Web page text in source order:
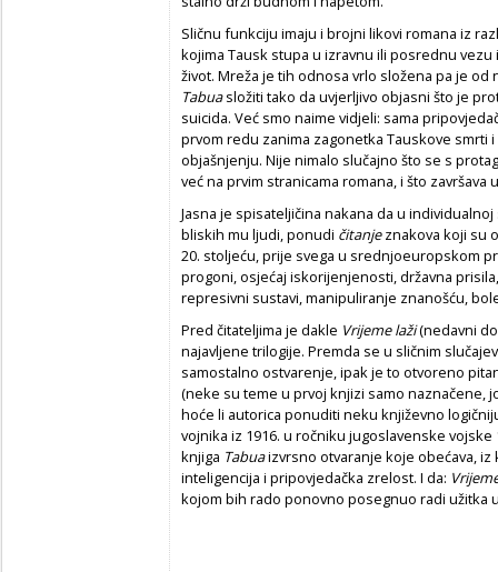
Sličnu funkciju imaju i brojni likovi romana iz
kojima Tausk stupa u izravnu ili posrednu
život. Mreža je tih odnosa vrlo složena pa je od
Tabuasložiti tako da uvjerljivo objasni što je
suicida. Već smo naime vidjeli: sama
prvom redu zanima zagonetka Tauskove smrti
objašnjenju. Nije nimalo slučajno što se s
već na prvim stranicama romana, i što
Jasna je spisateljičina nakana da u
bliskih mu ljudi, ponudi čitanjeznakova koji su
20. stoljeću, prije svega u srednjoeuropskom
progoni, osjećaj iskorijenjenosti, državna
represivni sustavi, manipuliranje znanošću,
Pred čitateljima je dakle Vrijeme laži(nedavni
najavljene trilogije. Premda se u sličnim
samostalno ostvarenje, ipak je to otvoreno
(neke su teme u prvoj knjizi samo naznačene,
hoće li autorica ponuditi neku književno
vojnika iz 1916. u ročniku jugoslavenske vojske
knjiga Tabuaizvrsno otvaranje koje obećava,
inteligencija i pripovjedačka zrelost. I da:
kojom bih rado ponovno posegnuo radi užitka